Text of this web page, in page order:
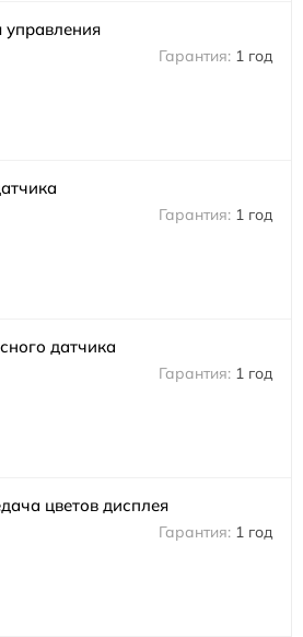
1 год
1 год
датчика
1 год
цветов дисплея
1 год